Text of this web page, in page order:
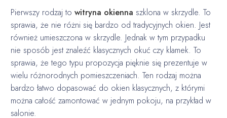
Pierwszy rodzaj to witryna okienna szklona w skrzydle. To
sprawia, że nie różni się bardzo od tradycyjnych okien. Jest
również umieszczona w skrzydle. Jednak w tym przypadku
nie sposób jest znaleźć klasycznych okuć czy klamek. To
sprawia, że tego typu propozycja pięknie się prezentuje w
wielu różnorodnych pomieszczeniach. Ten rodzaj można
bardzo łatwo dopasować do okien klasycznych, z którymi
można całość zamontować w jednym pokoju, na przykład w
salonie.